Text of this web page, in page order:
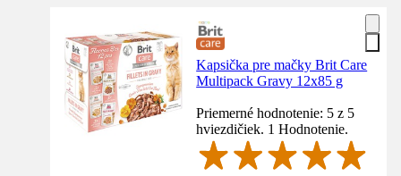
Kapsička pre mačky Brit Care
Multipack Gravy 12x85 g
Priemerné hodnotenie: 5 z 5
hviezdičiek. 1 Hodnotenie.